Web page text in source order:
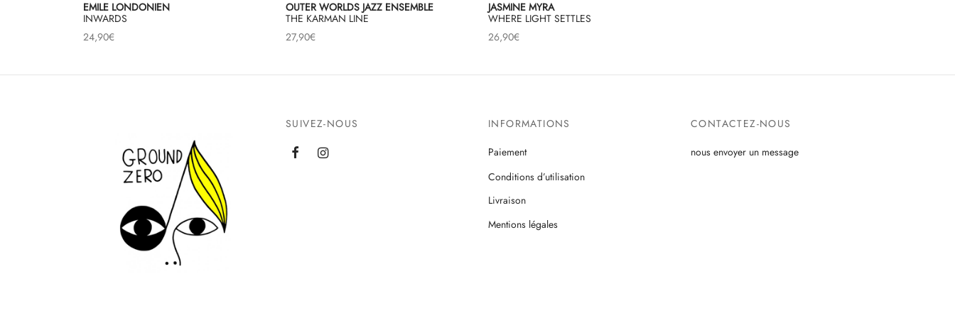
EMILE LONDONIEN
INWARDS
24,90€
OUTER WORLDS JAZZ ENSEMBLE
THE KARMAN LINE
27,90€
JASMINE MYRA
WHERE LIGHT SETTLES
26,90€
SUIVEZ-NOUS INFORMATIONS
Paiement
Conditions d’utilisation
Livraison
Mentions légales
CONTACTEZ-NOUS
nous envoyer un message